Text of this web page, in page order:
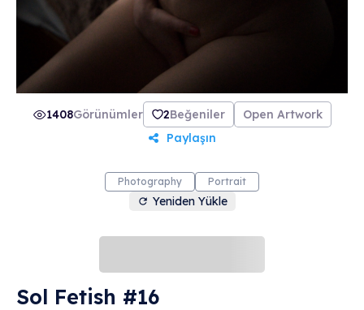
1408Görünümler 2Beğeniler
Open Artwork
Paylaşın
Photography Portrait
Yeniden Yükle
Sol Fetish #16